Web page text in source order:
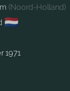
(Noord-Holland)
🇳🇱
1971